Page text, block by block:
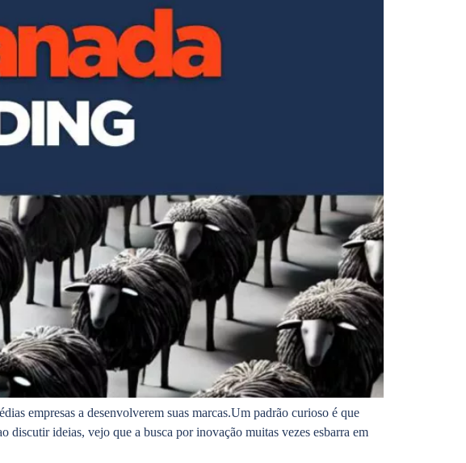
empresas a desenvolverem suas marcas.Um padrão curioso é que
ideias, vejo que a busca por inovação muitas vezes esbarra em